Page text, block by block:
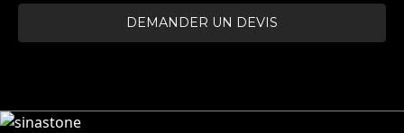
DEMANDER UN DEVIS